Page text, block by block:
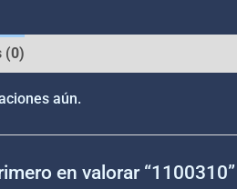
(0)
aún.
en valorar “1100310”